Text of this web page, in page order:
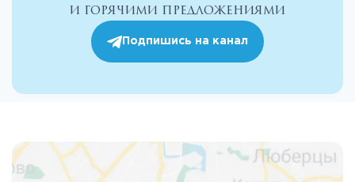
и горячими предложениями
Подпишись на канал